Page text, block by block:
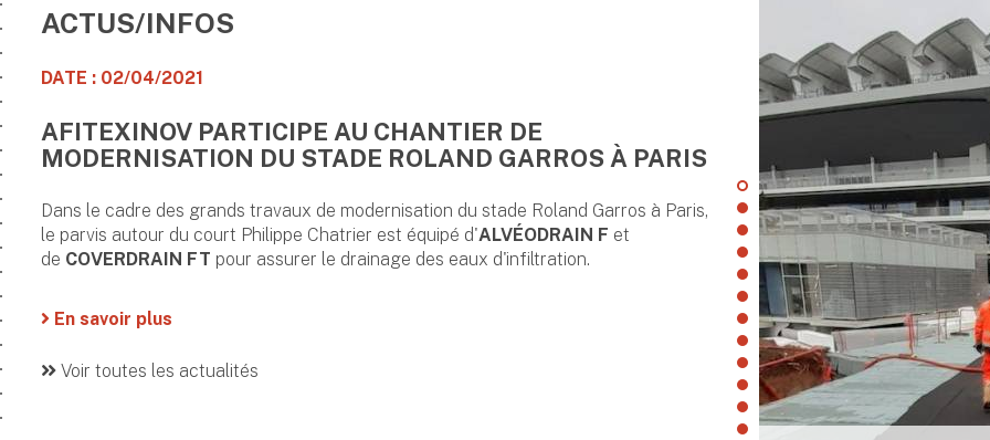
ACTUS/INFOS
DATE : 02/04/2021
AFITEXINOV PARTICIPE AU CHANTIER DE
MODERNISATION DU STADE ROLAND GARROS À PARIS
Dans le cadre des grands travaux de modernisation du stade Roland Garros à Paris,
le parvis autour du court Philippe Chatrier est équipé d'ALVÉODRAIN F et
de COVERDRAIN FT pour assurer le drainage des eaux d'infiltration.
En savoir plus
Voir toutes les actualités